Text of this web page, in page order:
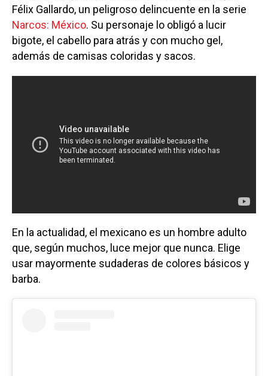
Félix Gallardo, un peligroso delincuente en la serie
Narcos: México. Su personaje lo obligó a lucir
bigote, el cabello para atrás y con mucho gel,
además de camisas coloridas y sacos.
En la actualidad, el mexicano es un hombre adulto
que, según muchos, luce mejor que nunca. Elige
usar mayormente sudaderas de colores básicos y
barba.